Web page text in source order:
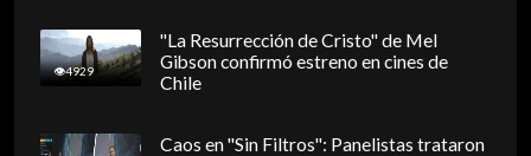
4929
"La Resurrección de Cristo" de Mel
Gibson confirmó estreno en cines de
Chile
Caos en "Sin Filtros": Panelistas trataron